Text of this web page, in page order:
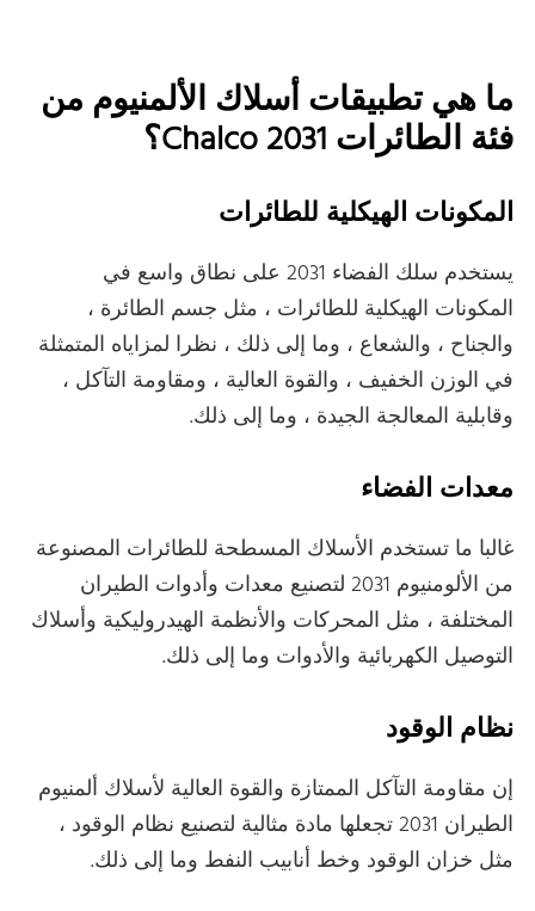
ما هي تطبيقات أسلاك الألمنيوم من
فئة الطائرات Chalco 2031؟
المكونات الهيكلية للطائرات
يستخدم سلك الفضاء 2031 على نطاق واسع في
المكونات الهيكلية للطائرات ، مثل جسم الطائرة ،
والجناح ، والشعاع ، وما إلى ذلك ، نظرا لمزاياه المتمثلة
في الوزن الخفيف ، والقوة العالية ، ومقاومة التآكل ،
وقابلية المعالجة الجيدة ، وما إلى ذلك.
معدات الفضاء
غالبا ما تستخدم الأسلاك المسطحة للطائرات المصنوعة
من الألومنيوم 2031 لتصنيع معدات وأدوات الطيران
المختلفة ، مثل المحركات والأنظمة الهيدروليكية وأسلاك
التوصيل الكهربائية والأدوات وما إلى ذلك.
نظام الوقود
إن مقاومة التآكل الممتازة والقوة العالية لأسلاك ألمنيوم
الطيران 2031 تجعلها مادة مثالية لتصنيع نظام الوقود ،
مثل خزان الوقود وخط أنابيب النفط وما إلى ذلك.